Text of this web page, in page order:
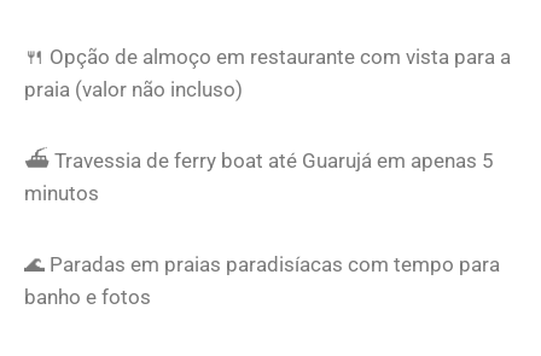
🍴 Opção de almoço em restaurante com vista para a
praia (valor não incluso)
⛴️ Travessia de ferry boat até Guarujá em apenas 5
minutos
🌊 Paradas em praias paradisíacas com tempo para
banho e fotos